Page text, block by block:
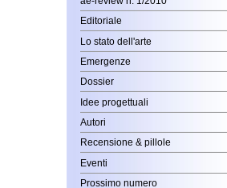
Idee progettuali
Autori
Recensione & pillole
Eventi
Prossimo numero
Rivista annuale n. 0/2009
ae-review n. 1/2009
Editoriale
Lo stato dell'arte
Emergenze